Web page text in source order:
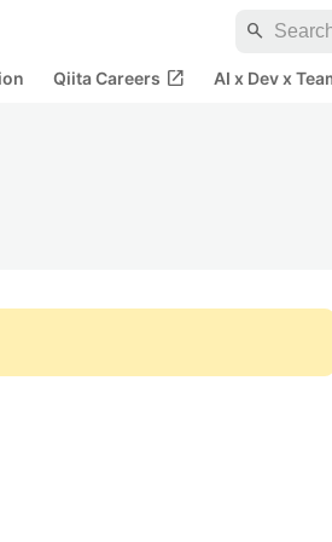
search
Qiita Careers open_in_new AI x Dev x